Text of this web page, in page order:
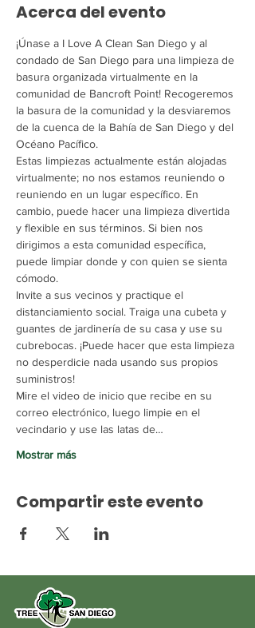
Acerca del evento
¡Únase a I Love A Clean San Diego y al
condado de San Diego para una limpieza de
basura organizada virtualmente en la
comunidad de Bancroft Point! Recogeremos
la basura de la comunidad y la desviaremos
de la cuenca de la Bahía de San Diego y del
Océano Pacífico.
Estas limpiezas actualmente están alojadas
virtualmente; no nos estamos reuniendo o
reuniendo en un lugar específico. En
cambio, puede hacer una limpieza divertida
y flexible en sus términos. Si bien nos
dirigimos a esta comunidad específica,
puede limpiar donde y con quien se sienta
cómodo.
Invite a sus vecinos y practique el
distanciamiento social. Traiga una cubeta y
guantes de jardinería de su casa y use su
cubrebocas. ¡Puede hacer que esta limpieza
no desperdicie nada usando sus propios
suministros!
Mire el video de inicio que recibe en su
correo electrónico, luego limpie en el
vecindario y use las latas de…
Mostrar más
Compartir este evento